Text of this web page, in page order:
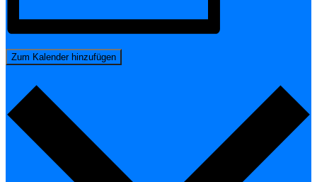
Zum Kalender hinzufügen